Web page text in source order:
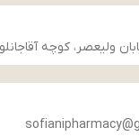
ولیعصر، کوچه آقاجانلو